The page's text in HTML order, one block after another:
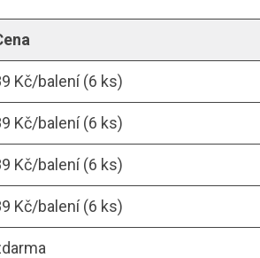
Kč/balení (6 ks)
Kč/balení (6 ks)
Kč/balení (6 ks)
Kč/balení (6 ks)